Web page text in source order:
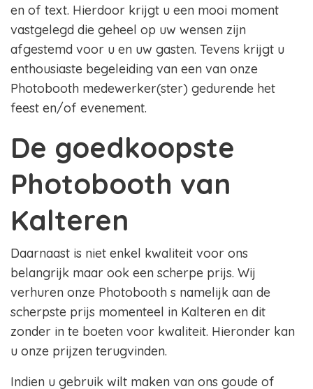
en of text. Hierdoor krijgt u een mooi moment
vastgelegd die geheel op uw wensen zijn
afgestemd voor u en uw gasten. Tevens krijgt u
enthousiaste begeleiding van een van onze
Photobooth medewerker(ster) gedurende het
feest en/of evenement.
De goedkoopste
Photobooth van
Kalteren
Daarnaast is niet enkel kwaliteit voor ons
belangrijk maar ook een scherpe prijs. Wij
verhuren onze Photobooth s namelijk aan de
scherpste prijs momenteel in Kalteren en dit
zonder in te boeten voor kwaliteit. Hieronder kan
u onze prijzen terugvinden.
Indien u gebruik wilt maken van ons goude of